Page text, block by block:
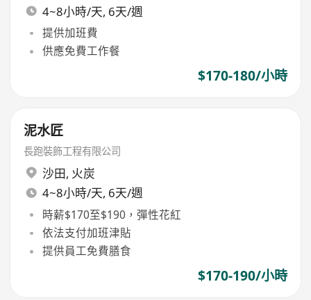
4~8小時/天, 6天/週
提供加班費
供應免費工作餐
$170-180/小時
泥水匠
長跑裝飾工程有限公司
沙田, 火炭
4~8小時/天, 6天/週
時薪$170至$190，彈性花紅
依法支付加班津貼
提供員工免費膳食
$170-190/小時